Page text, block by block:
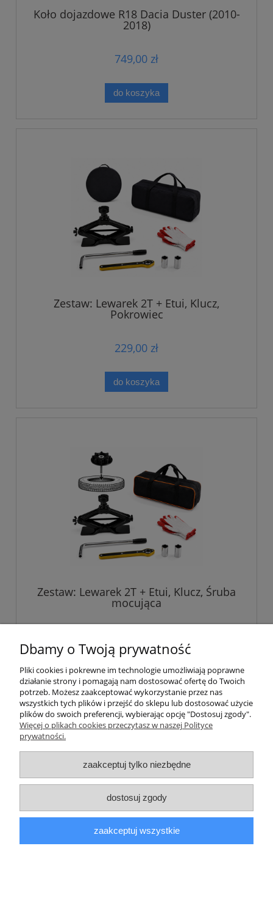
Koło dojazdowe R18 Dacia Duster (2010-
2018)
749,00 zł
do koszyka
Zestaw: Lewarek 2T + Etui, Klucz,
Pokrowiec
229,00 zł
do koszyka
Zestaw: Lewarek 2T + Etui, Klucz, Śruba
mocująca
do koszyka
Pomoc
Informacje
Moje konto
Płatności i dostawa
O nas
Dbamy o Twoją prywatność
Pliki cookies i pokrewne im technologie umożliwiają poprawne
działanie strony i pomagają nam dostosować ofertę do Twoich
potrzeb. Możesz zaakceptować wykorzystanie przez nas
wszystkich tych plików i przejść do sklepu lub dostosować użycie
plików do swoich preferencji, wybierając opcję "Dostosuj zgody".
Więcej o plikach cookies przeczytasz w naszej Polityce
prywatności.
zaakceptuj tylko niezbędne
dostosuj zgody
zaakceptuj wszystkie